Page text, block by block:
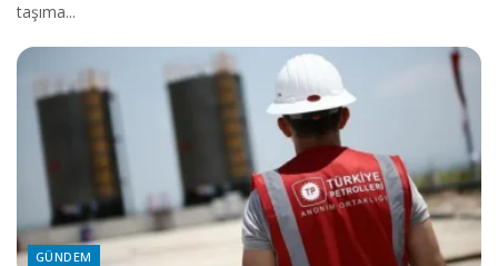
taşıma...
GÜNDEM